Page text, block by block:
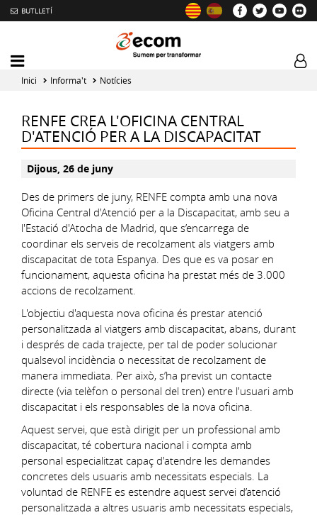
BUTLLETÍ
Mobile
menu
toggler
Inici Informa't Notícies
RENFE CREA L'OFICINA CENTRAL
D'ATENCIÓ PER A LA DISCAPACITAT
Dijous, 26 de juny
Des de primers de juny, RENFE compta amb una nova
Oficina Central d'Atenció per a la Discapacitat, amb seu a
l'Estació d'Atocha de Madrid, que s’encarrega de
coordinar els serveis de recolzament als viatgers amb
discapacitat de tota Espanya. Des que es va posar en
funcionament, aquesta oficina ha prestat més de 3.000
accions de recolzament.
L'objectiu d'aquesta nova oficina és prestar atenció
personalitzada al viatgers amb discapacitat, abans, durant
i després de cada trajecte, per tal de poder solucionar
qualsevol incidència o necessitat de recolzament de
manera immediata. Per això, s’ha previst un contacte
directe (via telèfon o personal del tren) entre l'usuari amb
discapacitat i els responsables de la nova oficina.
Aquest servei, que està dirigit per un professional amb
discapacitat, té cobertura nacional i compta amb
personal especialitzat capaç d'atendre les demandes
concretes dels usuaris amb necessitats especials. La
voluntad de RENFE es estendre aquest servei d’atenció
personalitzada a altres usuaris amb necessitats especials,